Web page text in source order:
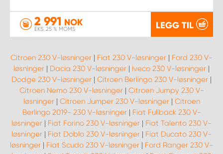
2 991 NOK
EKS. 25 % MOMS LEGG TIL
Citroen 230 V-løsninger | Fiat 230 V-løsninger | Ford 230 V-
løsninger | Dacia 230 V-løsninger | Iveco 230 V-løsninger |
Dodge 230 V-løsninger | Citroen Berlingo 230 V-løsninger |
Citroen Nemo 230 V-løsninger| Citroen Jumpy 230 V-
løsninger| Citroen Jumper 230 V-løsninger| Citroen
Berlingo 2019- 230 V-løsninger| Fiat Fullback 230 V-
løsninger | Fiat Forino 230 V-løsninger | Fiat Talento 230 V-
løsninger | Fiat Doblo 230 V-løsninger | Fiat Ducato 230 V-
løsninger | Fiat Scudo 230 V-løsninger | Ford Ranger 230 V-